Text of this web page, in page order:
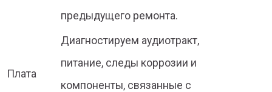
предыдущего ремонта.
Плата
Диагностируем аудиотракт,
питание, следы коррозии и
компоненты, связанные с